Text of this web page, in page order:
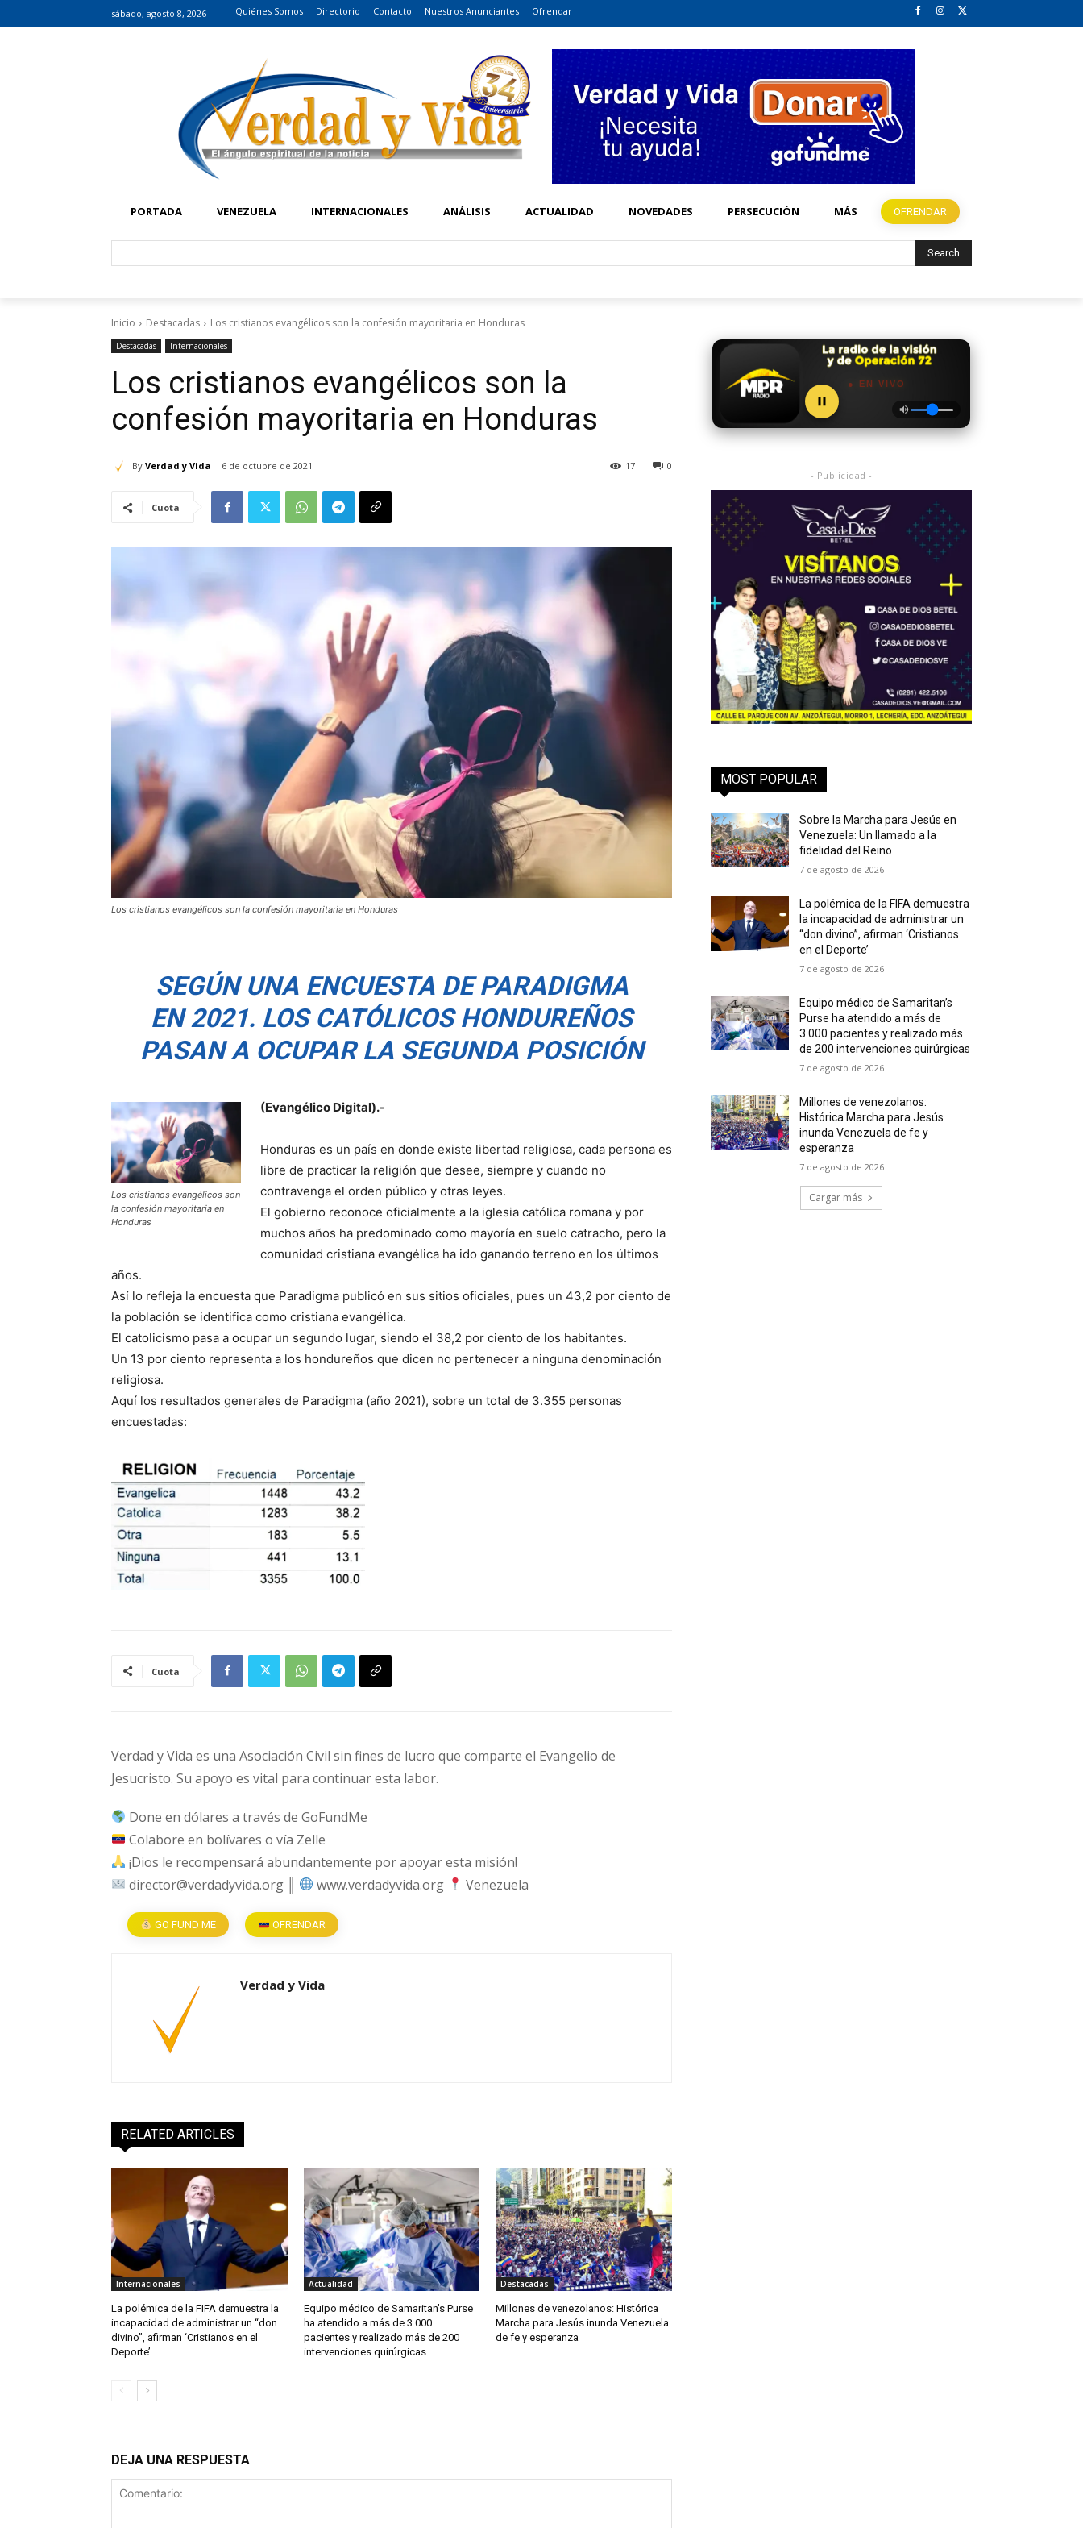
sábado, agosto 8, 2026 Quiénes Somos Directorio Contacto Nuestros Anunciantes Ofrendar
PORTADA VENEZUELA INTERNACIONALES ANÁLISIS ACTUALIDAD NOVEDADES PERSECUCIÓN MÁS OFRENDAR
Search
Inicio Destacadas Los cristianos evangélicos son la confesión mayoritaria en Honduras
Destacadas Internacionales
Los cristianos evangélicos son la
confesión mayoritaria en Honduras
By Verdad y Vida 6 de octubre de 2021 0
17
Cuota
Los cristianos evangélicos son la confesión mayoritaria en Honduras
SEGÚN UNA ENCUESTA DE PARADIGMA
EN 2021. LOS CATÓLICOS HONDUREÑOS
PASAN A OCUPAR LA SEGUNDA POSICIÓN
Los cristianos evangélicos son
la confesión mayoritaria en
Honduras
(Evangélico Digital).-
Honduras es un país en donde existe libertad religiosa, cada persona es
libre de practicar la religión que desee, siempre y cuando no
contravenga el orden público y otras leyes.
El gobierno reconoce oficialmente a la iglesia católica romana y por
muchos años ha predominado como mayoría en suelo catracho, pero la
comunidad cristiana evangélica ha ido ganando terreno en los últimos
años.
Así lo refleja la encuesta que Paradigma publicó en sus sitios oficiales, pues un 43,2 por ciento de
la población se identifica como cristiana evangélica.
El catolicismo pasa a ocupar un segundo lugar, siendo el 38,2 por ciento de los habitantes.
Un 13 por ciento representa a los hondureños que dicen no pertenecer a ninguna denominación
religiosa.
Aquí los resultados generales de Paradigma (año 2021), sobre un total de 3.355 personas
encuestadas:
Cuota
Verdad y Vida es una Asociación Civil sin fines de lucro que comparte el Evangelio de
Jesucristo. Su apoyo es vital para continuar esta labor.
Done en dólares a través de GoFundMe
Colabore en bolívares o vía Zelle
¡Dios le recompensará abundantemente por apoyar esta misión!
director@verdadyvida.org ║
www.verdadyvida.org Venezuela
GO FUND ME OFRENDAR
Verdad y Vida
RELATED ARTICLES
Internacionales
La polémica de la FIFA demuestra la
incapacidad de administrar un “don
divino”, afirman ‘Cristianos en el
Deporte’
Actualidad
Equipo médico de Samaritan’s Purse
ha atendido a más de 3.000
pacientes y realizado más de 200
intervenciones quirúrgicas
Destacadas
Millones de venezolanos: Histórica
Marcha para Jesús inunda Venezuela
de fe y esperanza
DEJA UNA RESPUESTA
● EN VIVO
- Publicidad -
MOST POPULAR
Sobre la Marcha para Jesús en
Venezuela: Un llamado a la
fidelidad del Reino
7 de agosto de 2026
La polémica de la FIFA demuestra
la incapacidad de administrar un
“don divino”, afirman ‘Cristianos
en el Deporte’
7 de agosto de 2026
Equipo médico de Samaritan’s
Purse ha atendido a más de
3.000 pacientes y realizado más
de 200 intervenciones quirúrgicas
7 de agosto de 2026
Millones de venezolanos:
Histórica Marcha para Jesús
inunda Venezuela de fe y
esperanza
7 de agosto de 2026
Cargar más